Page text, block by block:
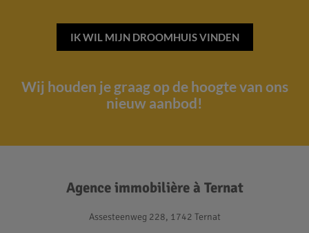
IK WIL MIJN DROOMHUIS VINDEN
Wij houden je graag op de hoogte van ons
nieuw aanbod!
Agence immobilière à Ternat
Assesteenweg 228, 1742 Ternat